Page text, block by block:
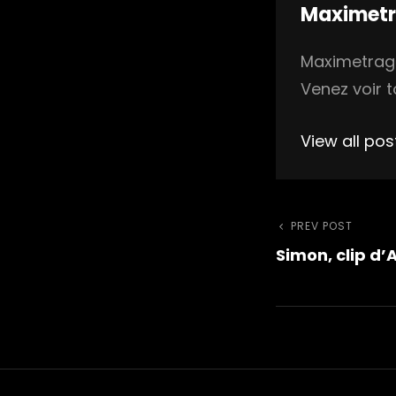
Author:
Venez voir
View all
Previous
Post
PREV POST
Simon, clip